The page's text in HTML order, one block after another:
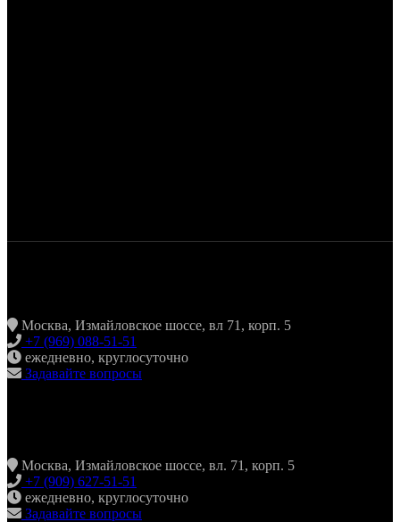
Москва, Измайловское шоссе, вл 71, корп. 5
+7 (969) 088-51-51
ежедневно, круглосуточно
Задавайте вопросы
Москва, Измайловское шоссе, вл. 71, корп. 5
+7 (909) 627-51-51
ежедневно, круглосуточно
Задавайте вопросы